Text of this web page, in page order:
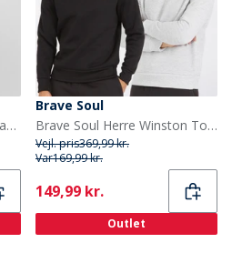
Les Deux Herre Core Kontrast Sweatshirt Dark Navy
Brave Soul
Brave Soul Herre Winston To-pakke Trøjer Sort/Grå
Vejl. pris369,99 kr.
Var169,99 kr.
Current
149,99 kr.
Outlet